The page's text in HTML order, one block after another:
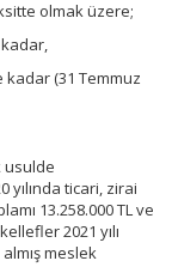
olmak üzere;
(31 Temmuz
usulde
ticari, zirai
13.258.000 TL ve
2021 yılı
meslek